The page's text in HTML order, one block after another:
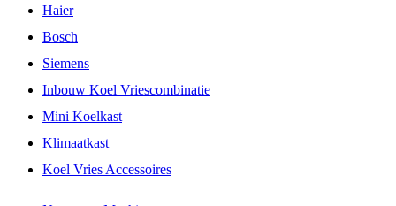
Haier
Bosch
Siemens
Inbouw Koel Vriescombinatie
Mini Koelkast
Klimaatkast
Koel Vries Accessoires